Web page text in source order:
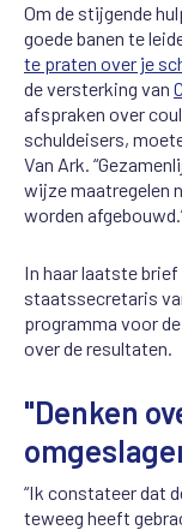
Om de stijgende
goede banen te
te praten over je
de versterking van
afspraken over
schuldeisers,
Van Ark.
wijze maatregelen
worden
In haar laatste brief
staatssecretaris
programma voor
over de resultaten.
"Denken
“Ik constateer dat
teweeg heeft